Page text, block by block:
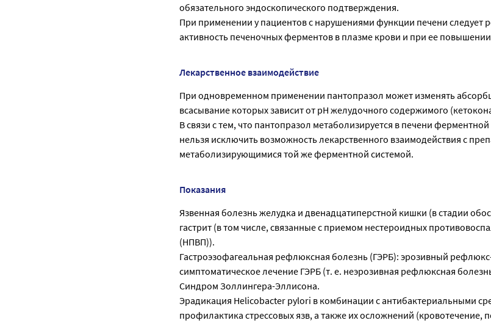
обязательного эндоскопического подтверждения.
При применении у пациентов с нарушениями функции печени следует
активность печеночных ферментов в плазме крови и при ее
Лекарственное взаимодействие
При одновременном применении пантопразол может изменять
всасывание которых зависит от pH желудочного содержимого
В связи с тем, что пантопразол метаболизируется в печени
нельзя исключить возможность лекарственного взаимодействия с
метаболизирующимися той же ферментной системой.
Показания
Язвенная болезнь желудка и двенадцатиперстной кишки (в стадии
гастрит (в том числе, связанные с приемом нестероидных
(НПВП)).
Гастроэзофагеальная рефлюксная болезнь (ГЭРБ): эрозивный
симптоматическое лечение ГЭРБ (т. е. неэрозивная рефлюксная
Синдром Золлингера-Эллисона.
Эрадикация Helicobacter pylori в комбинации с антибактериальными
профилактика стрессовых язв, а также их осложнений (кровотечение,